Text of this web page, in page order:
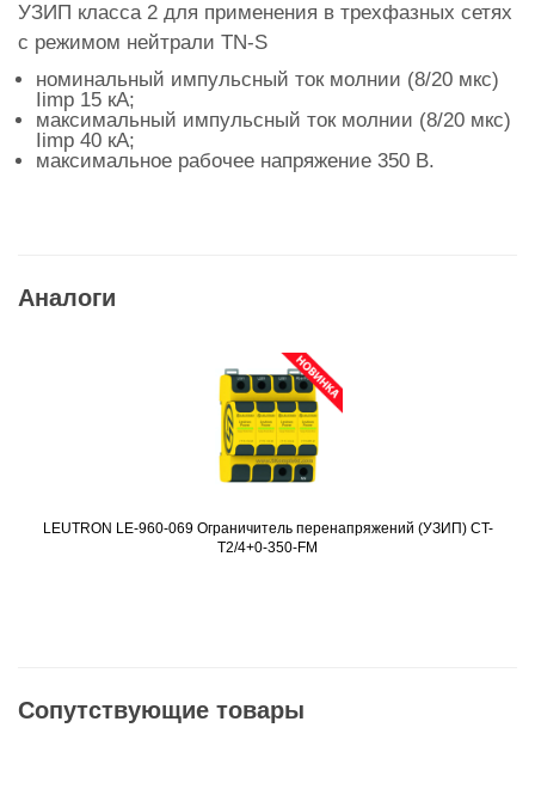
УЗИП класса 2 для применения в трехфазных сетях
с режимом нейтрали TN-S
номинальный импульсный ток молнии (8/20 мкс)
Iimp 15 кА;
максимальный импульсный ток молнии (8/20 мкс)
Iimp 40 кА;
максимальное рабочее напряжение 350 В.
Аналоги
Подробнее
LEUTRON LE-960-069 Ограничитель перенапряжений (УЗИП) CT-
T2/4+0-350-FM
Сопутствующие товары